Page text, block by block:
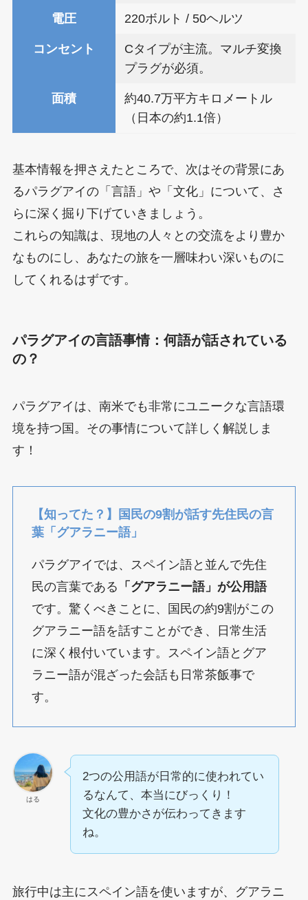
電圧 220ボルト / 50ヘルツ
コンセント
Cタイプが主流。マルチ変換
プラグが必須。
面積
約40.7万平方キロメートル
（日本の約1.1倍）
基本情報を押さえたところで、次はその背景にあ
るパラグアイの「言語」や「文化」について、さ
らに深く掘り下げていきましょう。
これらの知識は、現地の人々との交流をより豊か
なものにし、あなたの旅を一層味わい深いものに
してくれるはずです。
パラグアイの言語事情：何語が話されている
の？
パラグアイは、南米でも非常にユニークな言語環
境を持つ国。その事情について詳しく解説しま
す！
【知ってた？】国民の9割が話す先住民の言
葉「グアラニー語」
パラグアイでは、スペイン語と並んで先住
民の言葉である 「グアラニー語」が公用語
です。驚くべきことに、国民の約9割がこの
グアラニー語を話すことができ、日常生活
に深く根付いています。スペイン語とグア
ラニー語が混ざった会話も日常茶飯事で
す。
はる
2つの公用語が日常的に使われてい
るなんて、本当にびっくり！
文化の豊かさが伝わってきます
ね。
旅行中は主にスペイン語を使いますが、グアラニ